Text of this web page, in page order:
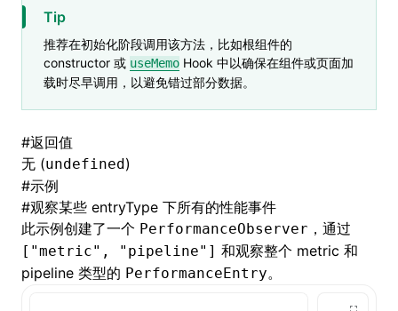
Tip
推荐在初始化阶段调用该方法，比如根组件的
constructor 或 useMemo Hook 中以确保在组件或页面加
载时尽早调用，以避免错过部分数据。
#返回值
无 (undefined)
#示例
#观察某些 entryType 下所有的性能事件
此示例创建了一个 PerformanceObserver ，通过
["metric", "pipeline"] 和观察整个 metric 和
pipeline 类型的 PerformanceEntry。